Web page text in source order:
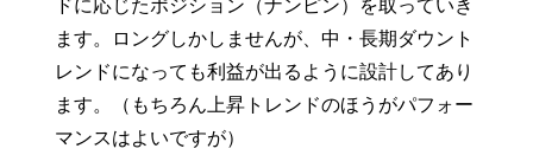
ドに応じたポジション（ナンピン）を取っていき
ます。ロングしかしませんが、中・長期ダウント
レンドになっても利益が出るように設計してあり
ます。（もちろん上昇トレンドのほうがパフォー
マンスはよいですが）